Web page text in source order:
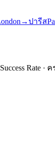
→ปารีส
Rate